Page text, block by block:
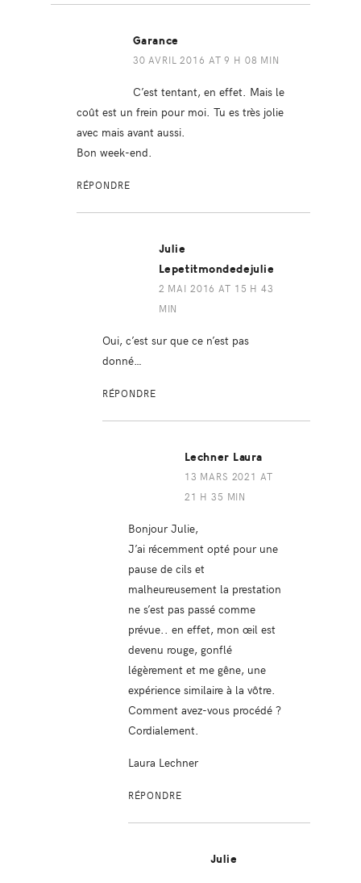
Garance
30 AVRIL 2016 AT 9 H 08 MIN
C’est tentant, en effet. Mais le
coût est un frein pour moi. Tu es très jolie
avec mais avant aussi.
Bon week-end.
RÉPONDRE
Julie
Lepetitmondedejulie
2 MAI 2016 AT 15 H 43
MIN
Oui, c’est sur que ce n’est pas
donné…
RÉPONDRE
Lechner Laura
13 MARS 2021 AT
21 H 35 MIN
Bonjour Julie,
J’ai récemment opté pour une
pause de cils et
malheureusement la prestation
ne s’est pas passé comme
prévue.. en effet, mon œil est
devenu rouge, gonflé
légèrement et me gêne, une
expérience similaire à la vôtre.
Comment avez-vous procédé ?
Cordialement.
Laura Lechner
RÉPONDRE
Julie